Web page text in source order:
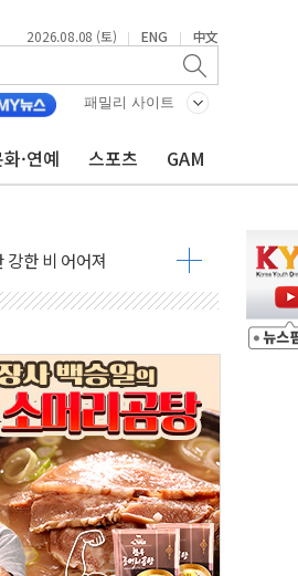
2026.08.08 (토) | ENG | 中文
패밀리 사이트
·연예 스포츠 GAM
실화
여 사망
실종
연대로 목소리 내야"
채 발견
서 신경전 고조
"졸속 국정"
은 물결